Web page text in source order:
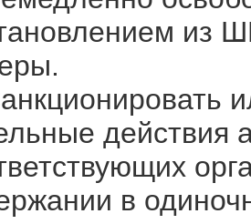
из
действия
в